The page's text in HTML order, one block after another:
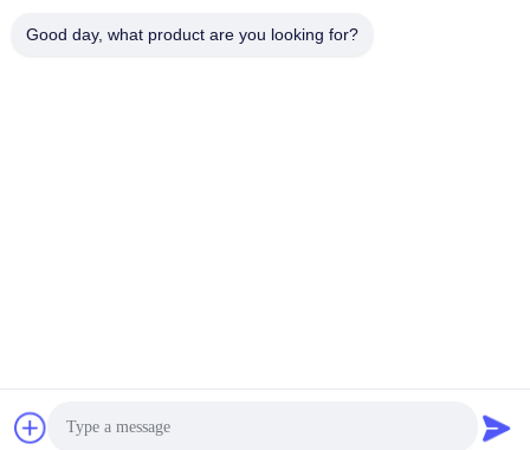
Good day, what product are you looking for?